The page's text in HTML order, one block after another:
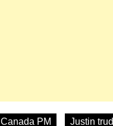
Canada PM Justin